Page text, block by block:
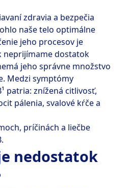
zdravia a bezpečia
naše telo optimálne
jeho procesov je
neprijímame dostatok
jeho správne množstvo
Medzi symptómy
patria: znížená citlivosť,
pálenia, svalové kŕče a
príčinách a liečbe
nedostatok